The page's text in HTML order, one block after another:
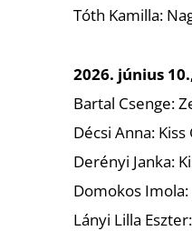
Tóth Kamilla:
2026. június
Bartal Csenge:
Décsi Anna:
Derényi Janka:
Domokos Imola:
Lányi Lilla